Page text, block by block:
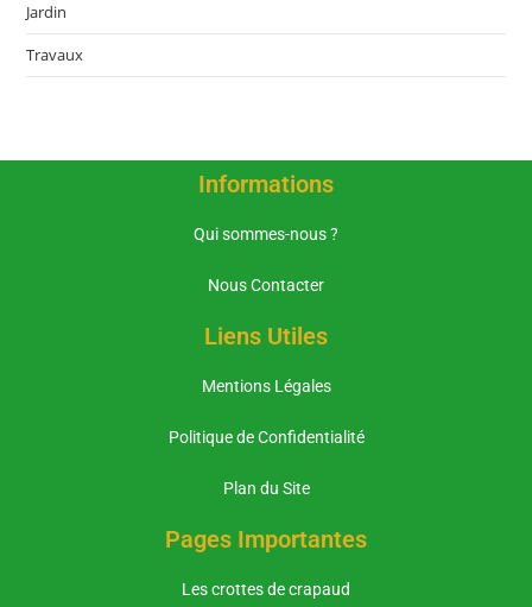
Jardin
Travaux
Informations
Qui sommes-nous ?
Nous Contacter
Liens Utiles
Mentions Légales
Politique de Confidentialité
Plan du Site
Pages Importantes
Les crottes de crapaud